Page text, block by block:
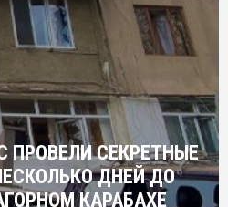
ПРОВЕЛИ СЕКРЕТНЫЕ
ДНЕЙ ДО
КАРАБАХЕ